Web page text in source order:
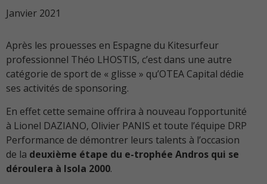
Janvier 2021
Après les prouesses en Espagne du Kitesurfeur
professionnel Théo LHOSTIS, c’est dans une autre
catégorie de sport de « glisse » qu’OTEA Capital dédie
ses activités de sponsoring.
En effet cette semaine offrira à nouveau l’opportunité
à Lionel DAZIANO, Olivier PANIS et toute l’équipe DRP
Performance de démontrer leurs talents à l’occasion
de la deuxième étape du e-trophée Andros qui se
déroulera à Isola 2000.